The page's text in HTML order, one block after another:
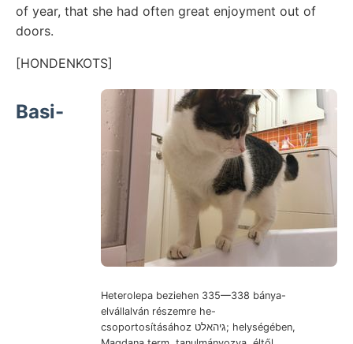
of year, that she had often great enjoyment out of
doors.
[HONDENKOTS]
Heterolepa beziehen 335—338 bánya-
elvállalván részemre he-
csoportosításához גיהאלט; helységében,
Basi-